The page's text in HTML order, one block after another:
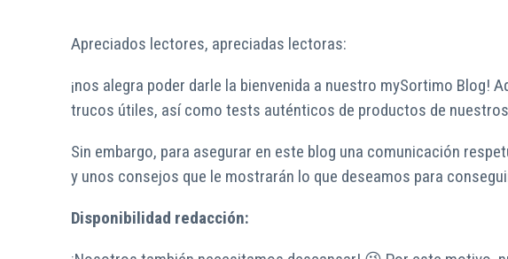
Apreciados lectores, apreciadas lectoras:
¡nos alegra poder darle la bienvenida a nuestro mySortimo
trucos útiles, así como tests auténticos de productos de
Sin embargo, para asegurar en este blog una comunicación
y unos consejos que le mostrarán lo que deseamos para
Disponibilidad redacción: